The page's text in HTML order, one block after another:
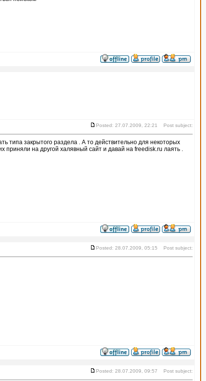
Posted: 27.07.2009, 22:21 Post subject:
типа закрытого раздела . А то действительно для некоторых
приняли на другой халявный сайт и давай на freedisk.ru лаять .
Posted: 28.07.2009, 05:15 Post subject:
Posted: 28.07.2009, 09:57 Post subject: